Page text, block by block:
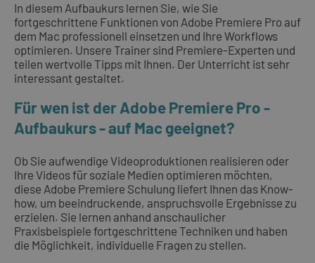
In diesem Aufbaukurs lernen Sie, wie Sie
fortgeschrittene Funktionen von Adobe Premiere Pro auf
dem Mac professionell einsetzen und Ihre Workflows
optimieren. Unsere Trainer sind Premiere-Experten und
teilen wertvolle Tipps mit Ihnen. Der Unterricht ist sehr
interessant gestaltet.
Für wen ist der Adobe Premiere Pro -
Aufbaukurs - auf Mac geeignet?
Ob Sie aufwendige Videoproduktionen realisieren oder
Ihre Videos für soziale Medien optimieren möchten,
diese Adobe Premiere Schulung liefert Ihnen das Know-
how, um beeindruckende, anspruchsvolle Ergebnisse zu
erzielen. Sie lernen anhand anschaulicher
Praxisbeispiele fortgeschrittene Techniken und haben
die Möglichkeit, individuelle Fragen zu stellen.